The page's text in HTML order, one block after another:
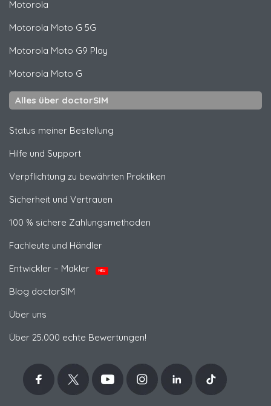
Motorola
Motorola Moto G 5G
Motorola Moto G9 Play
Motorola Moto G
Alles über doctorSIM
Status meiner Bestellung
Hilfe und Support
Verpflichtung zu bewährten Praktiken
Sicherheit und Vertrauen
100 % sichere Zahlungsmethoden
Fachleute und Händler
Entwickler – Makler
NEU
Blog doctorSIM
Über uns
Über 25.000 echte Bewertungen!